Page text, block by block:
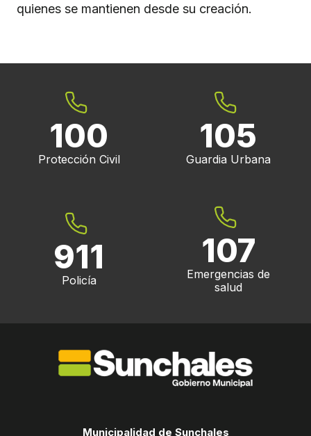
quienes se mantienen desde su creación.
100
Protección Civil
105
Guardia Urbana
911
Policía
107
Emergencias de
salud
Municipalidad de Sunchales